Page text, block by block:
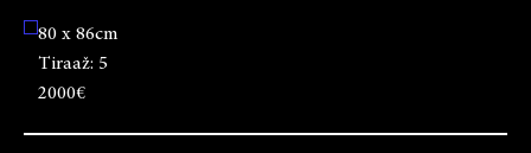
80 x 86cm
Tiraaž: 5
2000€